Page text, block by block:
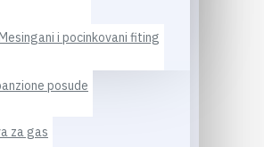
i pocinkovani fiting
posude
za gas